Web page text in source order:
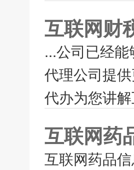
互联网财
...公司已经
代理公司提
代办为您讲
互联网药
互联网药品